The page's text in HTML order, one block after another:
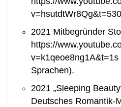
2021 Mitbegründer
https://
Sprachen).
2021 „Sleeping
Deutsches Romantik-